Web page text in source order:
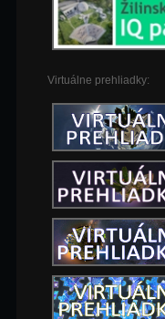
Virtuálne prehliadky: